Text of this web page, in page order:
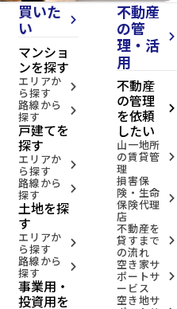
買いた
い
arrow_forward_ios
マンショ
ンを探す
エリアか
ら探す arrow_forward_ios
路線から
探す arrow_forward_ios
戸建てを
探す
エリアか
ら探す arrow_forward_ios
路線から
探す arrow_forward_ios
土地を探
す
エリアか
ら探す arrow_forward_ios
路線から
探す arrow_forward_ios
事業用・
投資用を
不動産
の管
理・活
用
arrow_forward_ios
不動産
の管理
を依頼
したい
arrow_forward_ios
山一地所
の賃貸管
理
arrow_forward_ios
損害保
険・生命
保険代理
店
arrow_forward_ios
不動産を
貸すまで
の流れ
arrow_forward_ios
空き家サ
ポートサ
ービス
arrow_forward_ios
空き地サ